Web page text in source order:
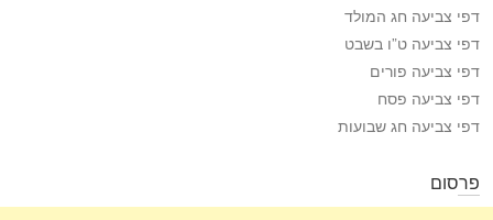
דפי צביעה חג המולד
דפי צביעה ט”ו בשבט
דפי צביעה פורים
דפי צביעה פסח
דפי צביעה חג שבועות
פרסום